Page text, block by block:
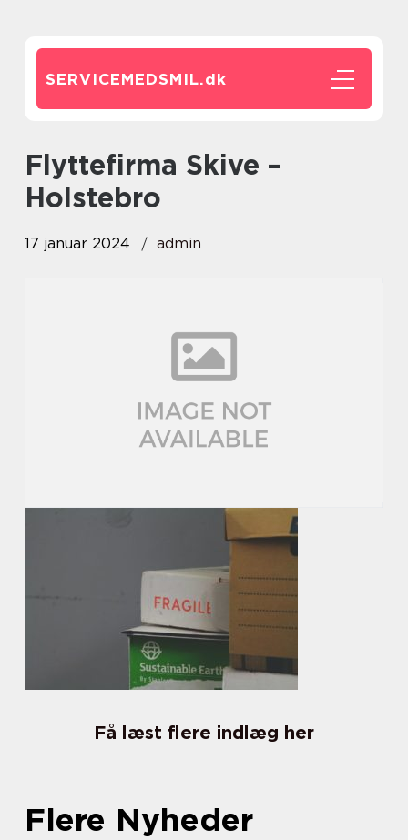
SERVICEMEDSMIL.dk
Flyttefirma Skive –
Holstebro
17 januar 2024 admin
Få læst flere indlæg her
Flere Nyheder